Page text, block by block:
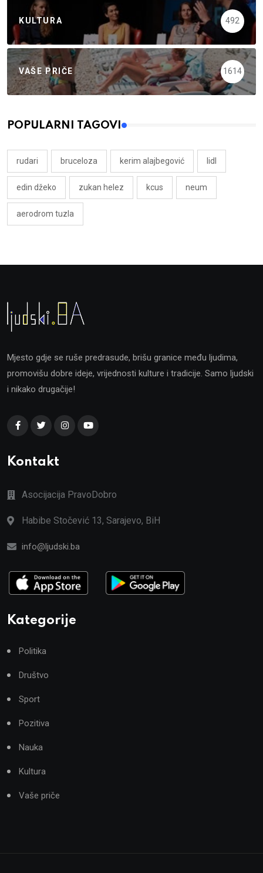
KULTURA 492
VAŠE PRIČE 1614
POPULARNI TAGOVI
rudari bruceloza kerim alajbegović lidl
edin džeko zukan helez kcus neum
aerodrom tuzla
Mjesto gdje se ruše predrasude, brišu granice među ljudima,
promovišu dobre ideje, vrijednosti kulture i tradicije. Samo ljudski
i nikako drugačije!
Kontakt
Asocijacija PravoDobro
Habibe Stočević 13, Sarajevo, BiH
info@ljudski.ba
Kategorije
Politika
Društvo
Sport
Pozitiva
Nauka
Kultura
Vaše priče